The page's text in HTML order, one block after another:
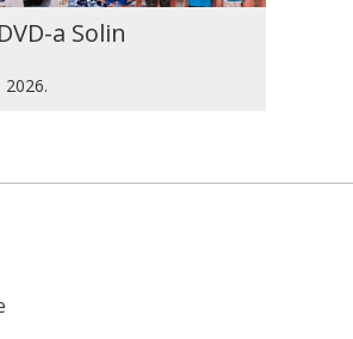
a Solin
2026.